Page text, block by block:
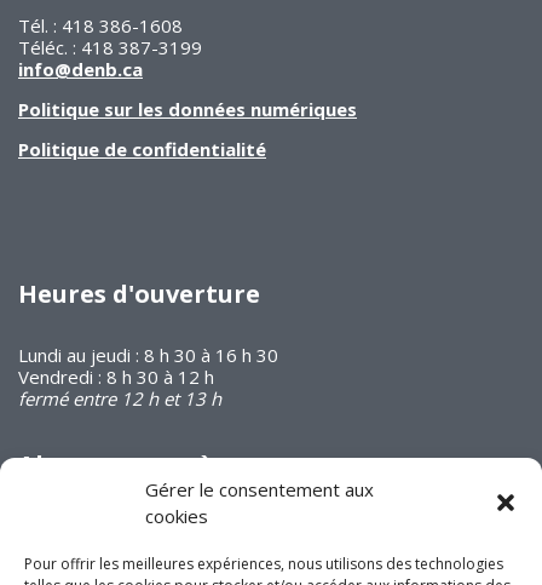
Gérer le consentement aux
cookies
Pour offrir les meilleures expériences, nous utilisons des technologies
Tél. : 418 386-1608
Téléc. : 418 387-3199
info@denb.ca
Politique sur les données numériques
Politique de confidentialité
Heures d'ouverture
Lundi au jeudi : 8 h 30 à 16 h 30
Vendredi : 8 h 30 à 12 h
fermé entre 12 h et 13 h
Abonnez-vous à
notre infolettre